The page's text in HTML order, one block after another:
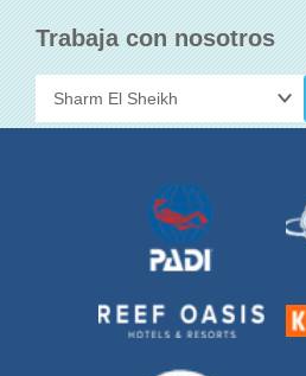
Trabaja con nosotros